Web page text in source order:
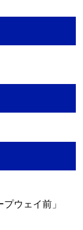
ウェイ前」